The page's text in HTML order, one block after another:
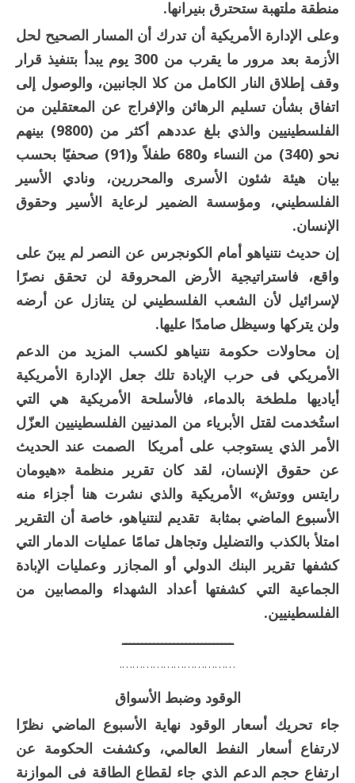
منطقة ملتهبة ستحترق بنيرانها.
وعلى الإدارة الأمريكية أن تدرك أن المسار الصحيح لحل
الأزمة بعد مرور ما يقرب من 300 يوم يبدأ بتنفيذ قرار
وقف إطلاق النار الكامل من كلا الجانبين، والوصول إلى
اتفاق بشأن تسليم الرهائن والإفراج عن المعتقلين من
الفلسطينيين والذي بلغ عددهم أكثر من (9800) بينهم
نحو (340) من النساء و680 طفلاً و(91) صحفيًا بحسب
بيان هيئة شئون الأسرى والمحررين، ونادي الأسير
الفلسطيني، ومؤسسة الضمير لرعاية الأسير وحقوق
الإنسان.
إن حديث نتنياهو أمام الكونجرس عن النصر لم يبنَ على
واقع، فاستراتيجية الأرض المحروقة لن تحقق نصرًا
لإسرائيل لأن الشعب الفلسطيني لن يتنازل عن أرضه
ولن يتركها وسيظل صامدًا عليها.
إن محاولات حكومة نتنياهو لكسب المزيد من الدعم
الأمريكي فى حرب الإبادة تلك جعل الإدارة الأمريكية
أياديها ملطخة بالدماء، فالأسلحة الأمريكية هي التي
استُخدمت لقتل الأبرياء من المدنيين الفلسطينيين العزّل
الأمر الذي يستوجب على أمريكا الصمت عند الحديث
عن حقوق الإنسان، لقد كان تقرير منظمة «هيومان
رايتس ووتش» الأمريكية والذي نشرت هنا أجزاء منه
الأسبوع الماضي بمثابة تقديم لنتنياهو، خاصة أن التقرير
امتلأ بالكذب والتضليل وتجاهل تمامًا عمليات الدمار التي
كشفها تقرير البنك الدولي أو المجازر وعمليات الإبادة
الجماعية التي كشفتها أعداد الشهداء والمصابين من
الفلسطينيين.
ــــــــــــــــــــــــــــ
…………………………….
الوقود وضبط الأسواق
جاء تحريك أسعار الوقود نهاية الأسبوع الماضي نظرًا
لارتفاع أسعار النفط العالمي، وكشفت الحكومة عن
ارتفاع حجم الدعم الذي جاء لقطاع الطاقة فى الموازنة